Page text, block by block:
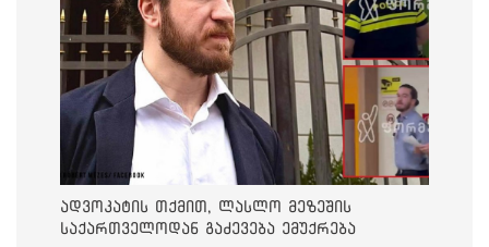
ადვოკატის თქმით, ლასლო მეზეშის
საქართველოდან გაძევება ემუქრება